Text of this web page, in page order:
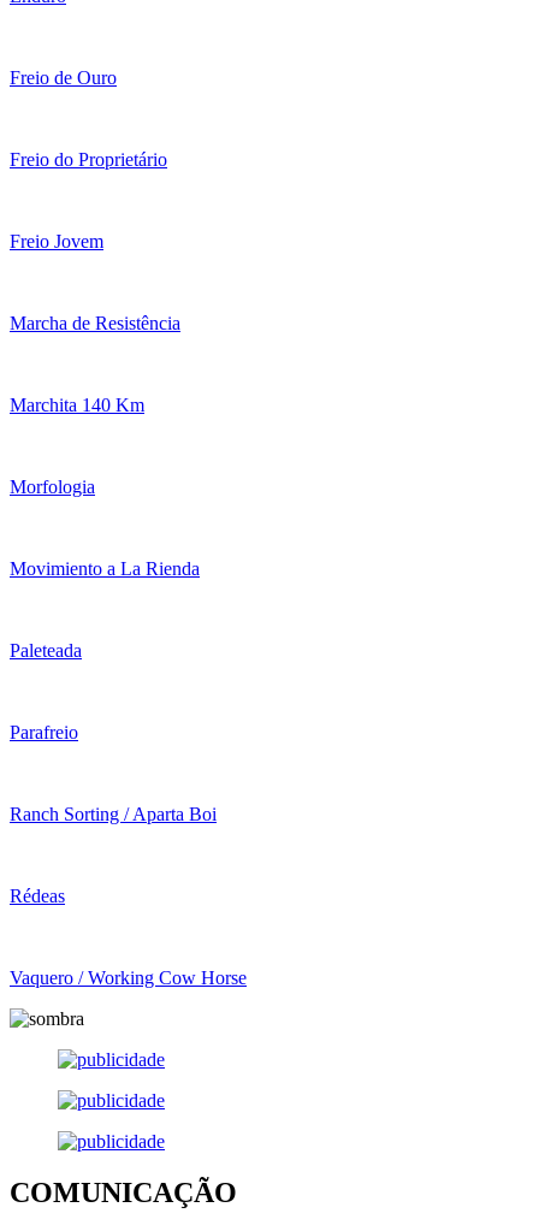
Freio de Ouro
Freio do Proprietário
Freio Jovem
Marcha de Resistência
Marchita 140 Km
Morfologia
Movimiento a La Rienda
Paleteada
Parafreio
Ranch Sorting / Aparta Boi
Rédeas
Vaquero / Working Cow Horse
COMUNICAÇÃO